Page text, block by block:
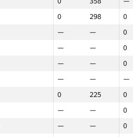
0 298
0
— —
0
— —
0
— —
0
— —
—
0 225
0
— —
0
— —
0
0 298
0
— —
0
— —
0
— —
0
— —
—
0 225
0
— —
0
— —
0